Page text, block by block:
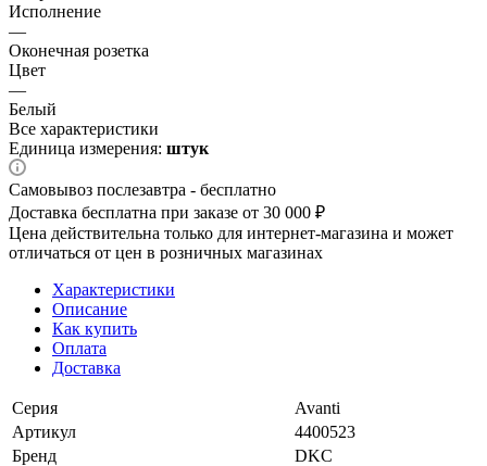
Исполнение
—
Оконечная розетка
Цвет
—
Белый
Все характеристики
Единица измерения: штук
Самовывоз послезавтра - бесплатно
Доставка бесплатна при заказе от 30 000 ₽
Цена действительна только для интернет-магазина и может
отличаться от цен в розничных магазинах
Характеристики
Описание
Как купить
Оплата
Доставка
Серия
Avanti
Артикул
4400523
Бренд
DKC